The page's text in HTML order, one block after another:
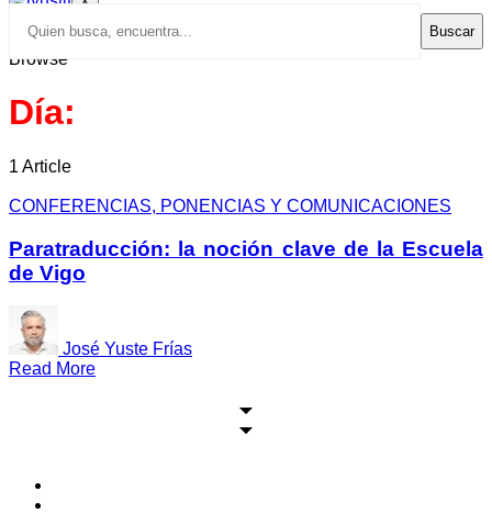
Buscar
Browse
Día:
1 Article
CONFERENCIAS, PONENCIAS Y COMUNICACIONES
Paratraducción: la noción clave de la Escuela
de Vigo
José Yuste Frías
Read More